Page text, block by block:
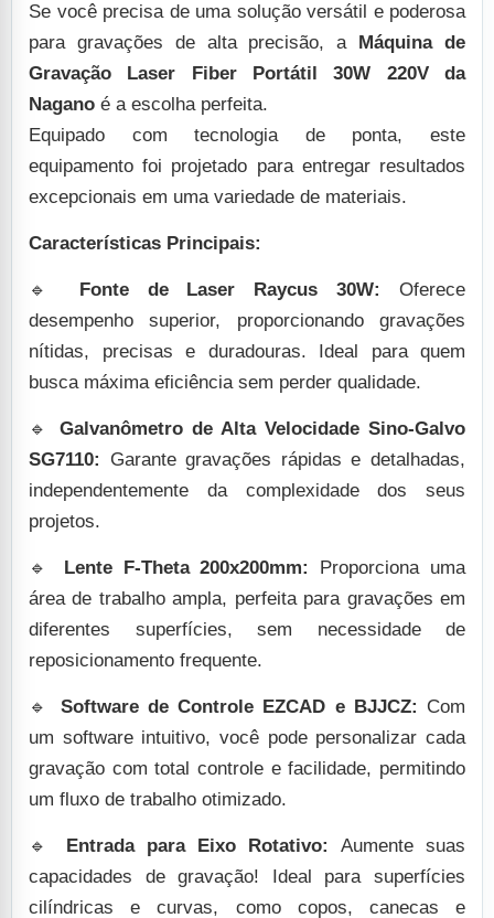
Se você precisa de uma solução versátil e poderosa
para gravações de alta precisão, a Máquina de
Gravação Laser Fiber Portátil 30W 220V da
Nagano é a escolha perfeita.
Equipado com tecnologia de ponta, este
equipamento foi projetado para entregar resultados
excepcionais em uma variedade de materiais.
Características Principais:
🔹 Fonte de Laser Raycus 30W:
Oferece
desempenho superior, proporcionando gravações
nítidas, precisas e duradouras. Ideal para quem
busca máxima eficiência sem perder qualidade.
🔹 Galvanômetro de Alta Velocidade Sino-Galvo
SG7110: Garante gravações rápidas e detalhadas,
independentemente da complexidade dos seus
projetos.
🔹 Lente F-Theta 200x200mm:
Proporciona uma
área de trabalho ampla, perfeita para gravações em
diferentes superfícies, sem necessidade de
reposicionamento frequente.
🔹 Software de Controle EZCAD e BJJCZ: Com
um software intuitivo, você pode personalizar cada
gravação com total controle e facilidade, permitindo
um fluxo de trabalho otimizado.
🔹 Entrada para Eixo Rotativo: Aumente suas
capacidades de gravação! Ideal para superfícies
cilíndricas e curvas, como copos, canecas e